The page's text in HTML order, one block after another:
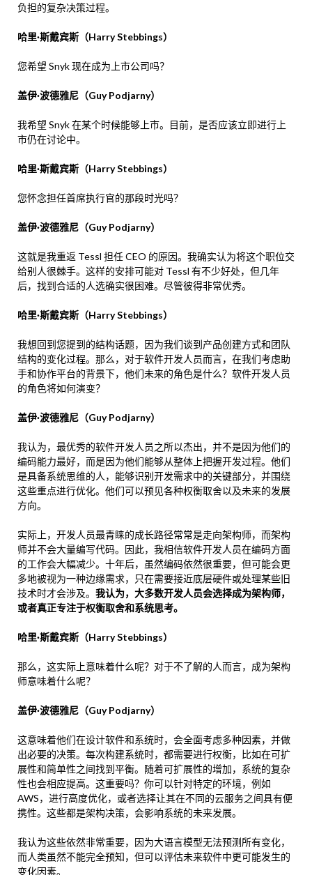
负担的复杂决策过程。
哈里·斯戴宾斯（Harry Stebbings）
您希望 Snyk 现在成为上市公司吗？
盖伊·波德雅尼（Guy Podjarny）
我希望 Snyk 在某个时候能够上市。目前，是否应该立即进行上
市仍在讨论中。
哈里·斯戴宾斯（Harry Stebbings）
您怀念担任首席执行官的那段时光吗？
盖伊·波德雅尼（Guy Podjarny）
这就是我重返 Tessl 担任 CEO 的原因。我确实认为将这个职位交
给别人很棘手。这样的安排可能对 Tessl 有不少好处，但几年
后，找到合适的人选确实很困难。尽管彼得非常优秀。
哈里·斯戴宾斯（Harry Stebbings）
我想回到您提到的结构话题，因为我们谈到产品创建方式和团队
结构的变化过程。那么，对于软件开发人员而言，在我们考虑助
手和协作平台的背景下，他们未来的角色是什么？软件开发人员
的角色将如何演变？
盖伊·波德雅尼（Guy Podjarny）
我认为，最优秀的软件开发人员之所以杰出，并不是因为他们的
编码能力最好，而是因为他们能够从整体上把握开发过程。他们
是具备系统思维的人，能够识别开发需求中的关键部分，并围绕
这些重点进行优化。他们可以预见各种权衡取舍以及未来的发展
方向。
实际上，开发人员最青睐的成长路径常常是走向架构师，而架构
师并不会大量编写代码。因此，我相信软件开发人员在编码方面
的工作会大幅减少。十年后，虽然编码依然很重要，但可能会更
多地被视为一种边缘需求，只在需要接近底层硬件或处理某些旧
技术时才会涉及。 我认为，大多数开发人员会选择成为架构师，
或者真正专注于权衡取舍和系统思考。
哈里·斯戴宾斯（Harry Stebbings）
那么，这实际上意味着什么呢？对于不了解的人而言，成为架构
师意味着什么呢？
盖伊·波德雅尼（Guy Podjarny）
这意味着他们在设计软件和系统时，会全面考虑多种因素，并做
出必要的决策。每次构建系统时，都需要进行权衡，比如在可扩
展性和简单性之间找到平衡。随着可扩展性的增加，系统的复杂
性也会相应提高。这重要吗？你可以针对特定的环境，例如
AWS，进行高度优化，或者选择让其在不同的云服务之间具有便
携性。这些都是架构决策，会影响系统的未来发展。
我认为这些依然非常重要，因为大语言模型无法预测所有变化，
而人类虽然不能完全预知，但可以评估未来软件中更可能发生的
变化因素。